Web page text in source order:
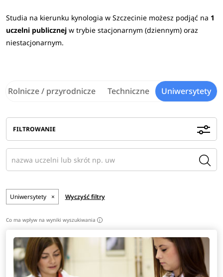
Studia na kierunku kynologia w Szczecinie możesz podjąć na 1
uczelni publicznejw trybie stacjonarnym (dziennym) oraz
niestacjonarnym.
Rolnicze / przyrodnicze Techniczne Uniwersytety
FILTROWANIE
Uniwersytety × Wyczyść filtry
Co ma wpływ na wyniki wyszukiwania i